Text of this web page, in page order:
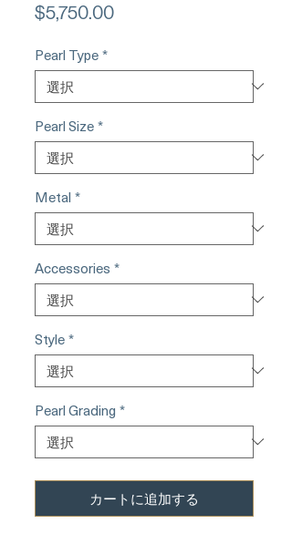
$5,750.00価
Pearl Type*
Pearl Size*
Metal *
Accessories *
Style*
Pearl Grading *
カートに追加する